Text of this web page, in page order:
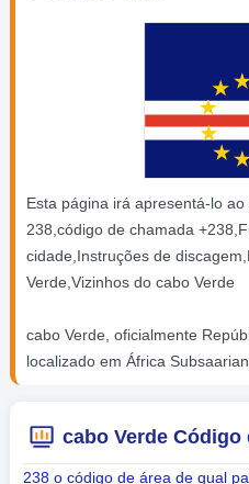
Esta página irá apresentá-lo
238,código de chamada
cidade,Instruções de
Verde,Vizinhos do cabo Verde
cabo Verde, oficialmente
localizado em África
cabo Verde Código
238 o código de área de qual